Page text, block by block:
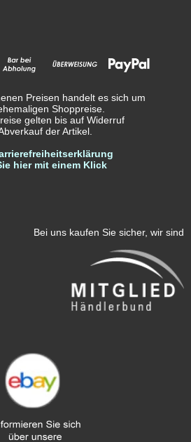
Preisen handelt es sich um
Shoppreise.
gelten bis auf Widerruf
der Artikel.
hier mit einem Klick
Bei uns kaufen Sie sicher, wir sind